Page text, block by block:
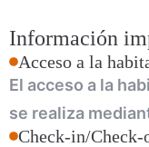
Información
Acceso a la
El acceso a la
se realiza
Check-in/Check-